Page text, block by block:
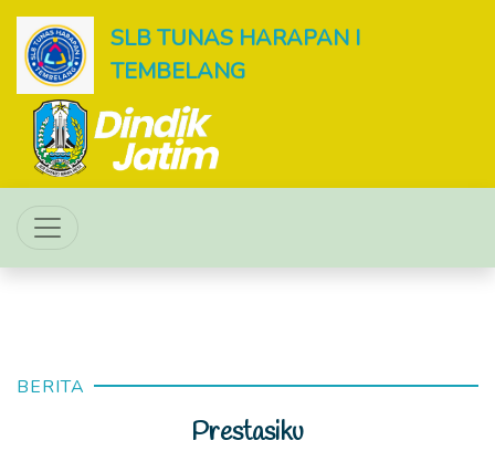
SLB TUNAS HARAPAN I
TEMBELANG
BERITA
Prestasiku